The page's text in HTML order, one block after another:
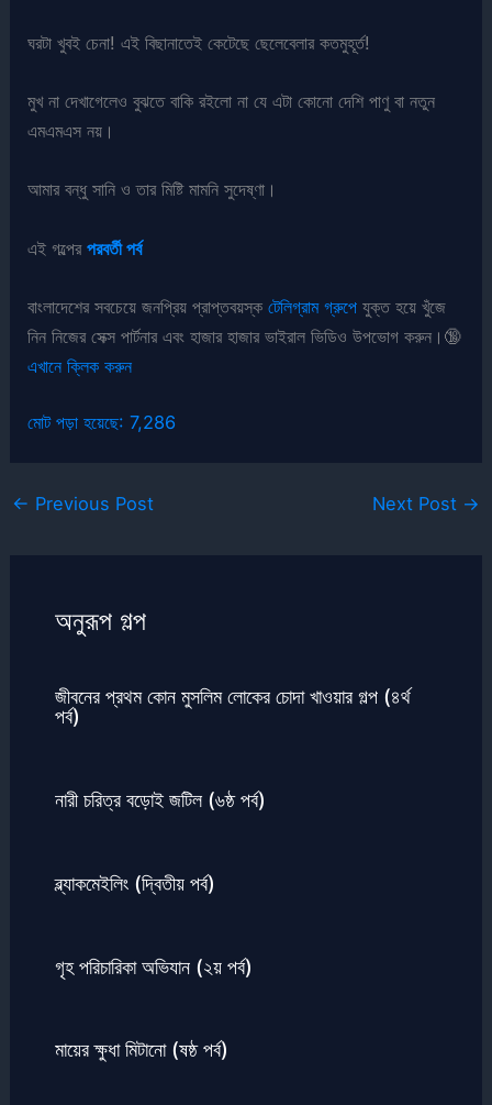
ঘরটা খুবই চেনা! এই বিছানাতেই কেটেছে ছেলেবেলার কতমুহূর্ত!
মুখ না দেখাগেলেও বুঝতে বাকি রইলো না যে এটা কোনো দেশি পাণু বা নতুন
এমএমএস নয়।
আমার বন্ধু সানি ও তার মিষ্টি মামনি সুদেষ্ণা।
এই গল্পেরপরবর্তী পর্ব
বাংলাদেশের সবচেয়ে জনপ্রিয় প্রাপ্তবয়স্কটেলিগ্রাম গ্রুপে যুক্ত হয়ে খুঁজে
নিন নিজের সেক্স পার্টনার এবং হাজার হাজার ভাইরাল ভিডিও উপভোগ করুন।🔞
এখানে ক্লিক করুন
মোট পড়া হয়েছে: 7,286
← Previous Post Next Post →
অনুরূপ গল্প
জীবনের প্রথম কোন মুসলিম লোকের চোদা খাওয়ার গল্প (৪র্থ
পর্ব)
নারী চরিত্র বড়োই জটিল (৬ষ্ঠ পর্ব)
ব্ল্যাকমেইলিং (দ্বিতীয় পর্ব)
গৃহ পরিচারিকা অভিযান (২য় পর্ব)
মায়ের ক্ষুধা মিটানো (ষষ্ঠ পর্ব)